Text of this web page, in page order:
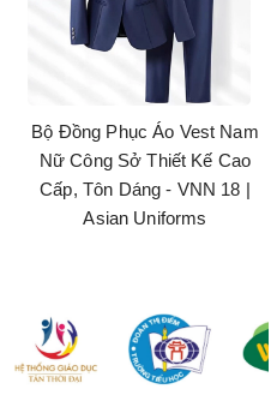
Bộ Đồng Phục Áo Vest Nam
Nữ Công Sở Thiết Kế Cao
Cấp, Tôn Dáng - VNN 18 |
Asian Uniforms